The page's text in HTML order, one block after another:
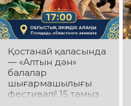
Қостанай қаласында
— «Алтын дән»
балалар
шығармашылығы
фестивалі! 15 тамыз